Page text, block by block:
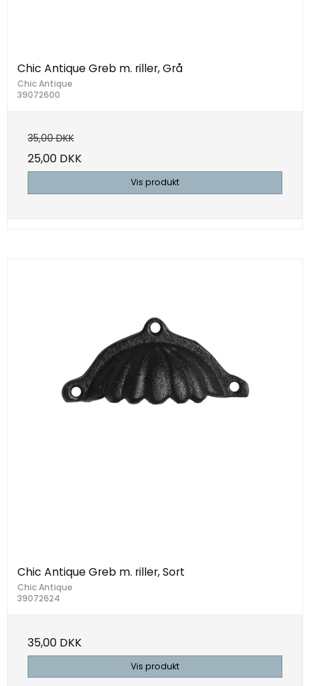
Chic Antique Greb m. riller, Grå
Chic Antique
39072600
35,00 DKK
25,00 DKK
Vis produkt
Chic Antique Greb m. riller, Sort
Chic Antique
39072624
35,00 DKK
Vis produkt